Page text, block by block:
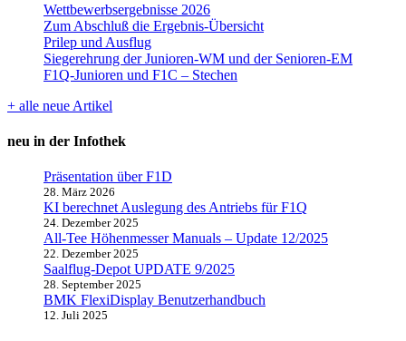
Wettbewerbsergebnisse 2026
Zum Abschluß die Ergebnis-Übersicht
Prilep und Ausflug
Siegerehrung der Junioren-WM und der Senioren-EM
F1Q-Junioren und F1C – Stechen
+ alle neue Artikel
neu in der Infothek
Präsentation über F1D
28. März 2026
KI berechnet Auslegung des Antriebs für F1Q
24. Dezember 2025
All-Tee Höhenmesser Manuals – Update 12/2025
22. Dezember 2025
Saalflug-Depot UPDATE 9/2025
28. September 2025
BMK FlexiDisplay Benutzerhandbuch
12. Juli 2025